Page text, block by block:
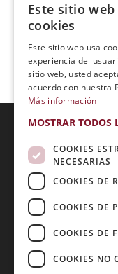
Este sitio
cookies
Este sitio web usa
experiencia del
sitio web, usted
acuerdo con nuestra
Más información
MOSTRAR TODOS
COOKIES
NECESARIAS
COOKIES DE
COOKIES DE
COOKIES DE
COOKIES NO